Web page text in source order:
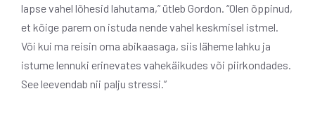
lapse vahel lõhesid lahutama,” ütleb Gordon. “Olen õppinud,
et kõige parem on istuda nende vahel keskmisel istmel.
Või kui ma reisin oma abikaasaga, siis läheme lahku ja
istume lennuki erinevates vahekäikudes või piirkondades.
See leevendab nii palju stressi.”